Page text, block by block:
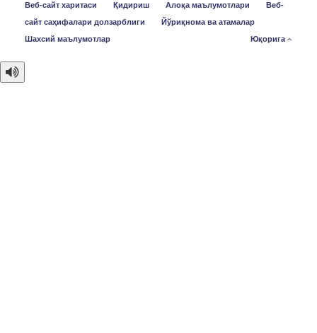
Веб-сайт харитаси Қидириш Алоқа маълумотлари
Веб-
сайт саҳифалари долзарблиги
Йўриқнома ва атамалар
Шахсий маълумотлар
Юқорига